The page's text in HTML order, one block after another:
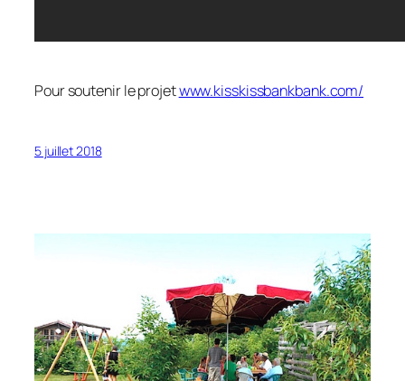
Pour soutenir le projetwww.kisskissbankbank.com/
5 juillet 2018